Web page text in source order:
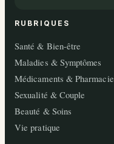
RUBRIQUES
Santé & Bien-être
Maladies & Symptômes
Médicaments & Pharmacie
Sexualité & Couple
Beauté & Soins
Vie pratique